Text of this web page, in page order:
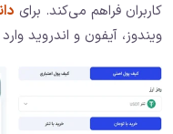
کاربران فراهم می‌کند. برای
ویندوز، آیفون و اندروید